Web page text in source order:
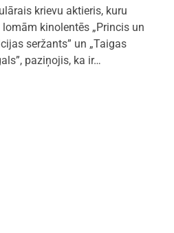
krievu aktieris, kuru
kinolentēs „Princis un
seržants” un „Taigas
paziņojis, ka ir…